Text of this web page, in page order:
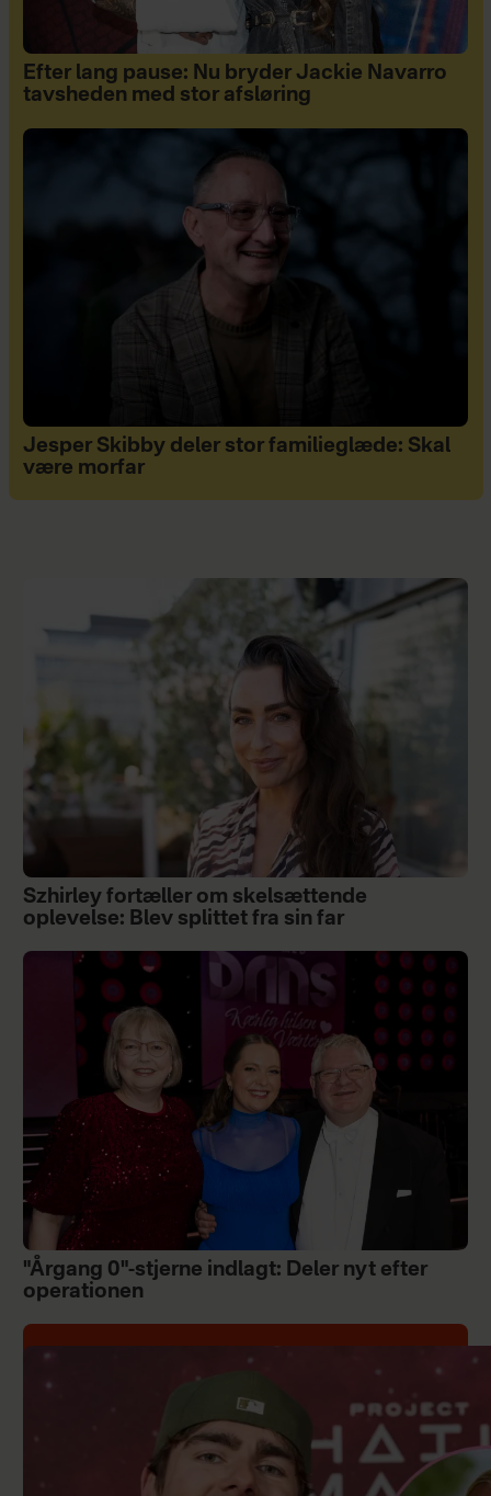
Efter lang pause: Nu bryder Jackie Navarro
tavsheden med stor afsløring
Jesper Skibby deler stor familieglæde: Skal
være morfar
Szhirley fortæller om skelsættende
oplevelse: Blev splittet fra sin far
"Årgang 0"-stjerne indlagt: Deler nyt efter
operationen